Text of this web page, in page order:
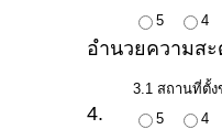
ป้องกัน
5
4
อำนวยความสะ
3.1 สถานที่ตั้ง
5
4
4.